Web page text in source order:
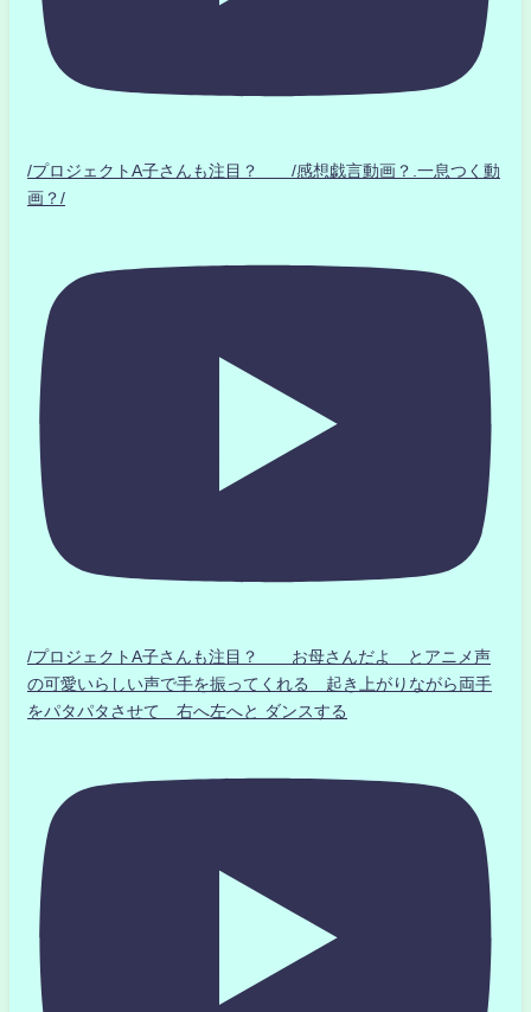
/プロジェクトA子さんも注目？ /感想戯言動画？.一息つく動
画？/
/プロジェクトA子さんも注目？ お母さんだよ とアニメ声
の可愛いらしい声で手を振ってくれる 起き上がりながら両手
をパタパタさせて 右へ左へと ダンスする